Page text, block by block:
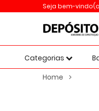
Seja bem-
Categorias
Home